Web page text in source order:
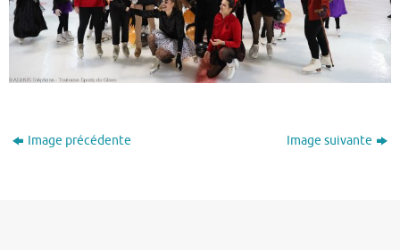
Image précédente Image suivante